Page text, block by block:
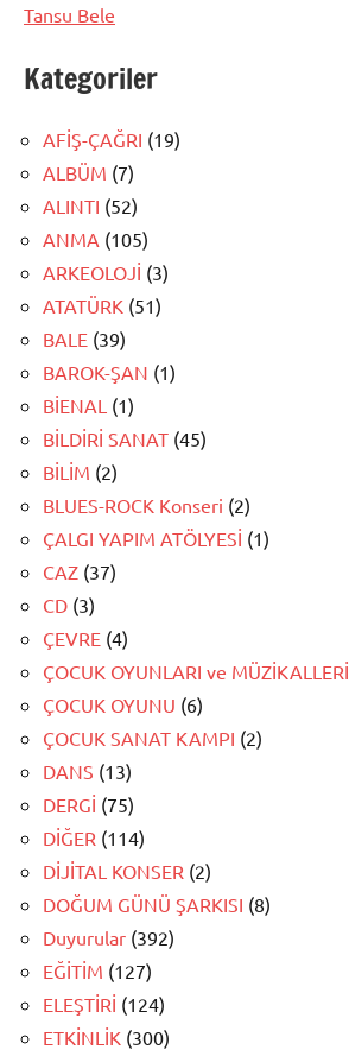
Tansu Bele
Kategoriler
AFİŞ-ÇAĞRI (19)
ALBÜM (7)
ALINTI (52)
ANMA (105)
ARKEOLOJİ (3)
ATATÜRK (51)
BALE (39)
BAROK-ŞAN (1)
BİENAL (1)
BİLDİRİ SANAT (45)
BİLİM (2)
BLUES-ROCK Konseri (2)
ÇALGI YAPIM ATÖLYESİ (1)
CAZ (37)
CD (3)
ÇEVRE (4)
ÇOCUK OYUNLARI ve MÜZİKALLERİ
ÇOCUK OYUNU (6)
ÇOCUK SANAT KAMPI (2)
DANS (13)
DERGİ (75)
DİĞER (114)
DİJİTAL KONSER (2)
DOĞUM GÜNÜ ŞARKISI (8)
Duyurular (392)
EĞİTİM (127)
ELEŞTİRİ (124)
ETKİNLİK (300)